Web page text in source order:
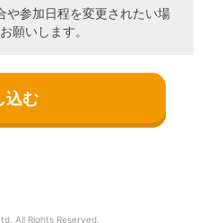
ついて
等の法令に基づく場合
することができない状態
して開示・提供すると
上又は児童の健全な育成
や参加日程を変更されたい場
願いします。
All Rights Reserved.